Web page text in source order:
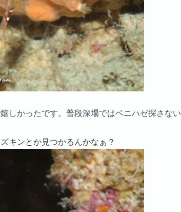
しかったです。普段深場ではベニハゼ探さな
キンとか見つかるんかなぁ？